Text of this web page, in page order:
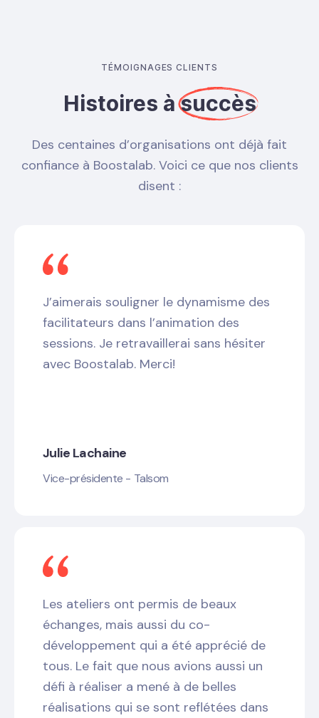
TÉMOIGNAGES CLIENTS
Histoires àsuccès
Des centaines d’organisations ont déjà fait
confiance à Boostalab. Voici ce que nos clients
disent :
J’aimerais souligner le dynamisme des
facilitateurs dans l’animation des
sessions. Je retravaillerai sans hésiter
avec Boostalab. Merci!
Julie Lachaine
Vice-présidente - Talsom
Les ateliers ont permis de beaux
échanges, mais aussi du co-
développement qui a été apprécié de
tous. Le fait que nous avions aussi un
défi à réaliser a mené à de belles
réalisations qui se sont reflétées dans